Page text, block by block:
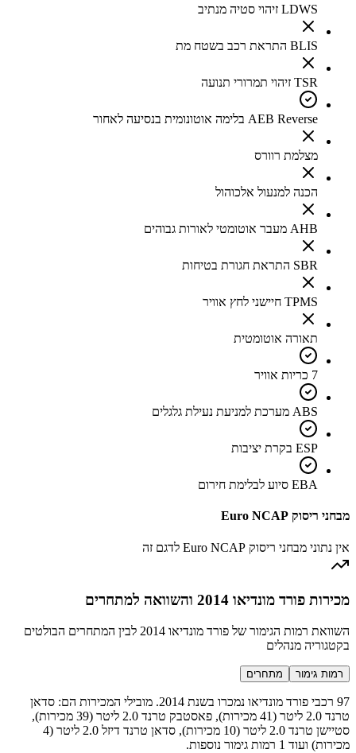
LDWS זיהוי סטיה מנתיב
BLIS התראת רכב בשטח מת
TSR זיהוי תמרורי תנועה
AEB Reverse בלימה אוטונומית בנסיעה לאחור
מצלמת רוורס
הכנה למנעול אלכוהול
AHB מעבר אוטומטי לאורות גבוהים
SBR התראת חגורת בטיחות
TPMS חיישני לחץ אוויר
תאורה אוטומטית
7 כריות אוויר
ABS מערכת למניעת נעילת גלגלים
ESP בקרת יציבות
EBA סיוע לבלימת חירום
מבחני ריסוק Euro NCAP
אין נתוני מבחני ריסוק Euro NCAP לדגם זה
מכירות פורד מונדיאו 2014 והשוואה למתחרים
השוואת רמות הגימור של פורד מונדיאו 2014 לבין המתחרים הבולטים
בקטגוריה מנהלים
רמות גימור מתחרים
97 רכבי פורד מונדיאו נמכרו בשנת 2014. מובילי המכירות הם: סדאן
טרנד 2.0 ליטר (41 מכירות), פאסטבק טרנד 2.0 ליטר (39 מכירות),
סטיישן טרנד 2.0 ליטר (10 מכירות), סדאן טרנד דיזל 2.0 ליטר (4
מכירות) ועוד 1 רמות גימור נוספות.